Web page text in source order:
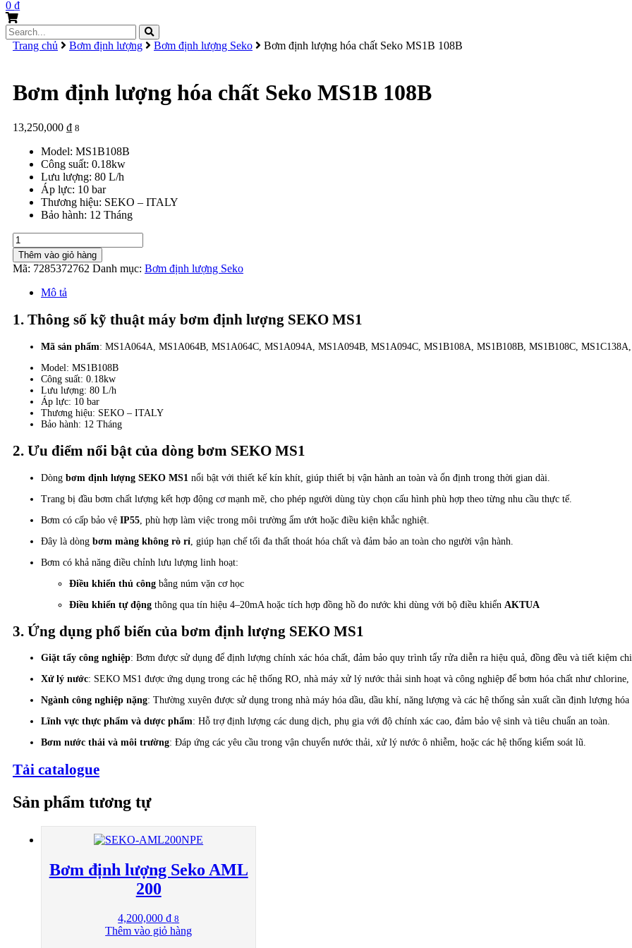
0 ₫
Search
for:Trang chủ Bơm định lượng Bơm định lượng Seko Bơm định lượng hóa chất Seko MS1B 108B
Bơm định lượng hóa chất Seko MS1B 108B
13,250,000 ₫ 8
Model: MS1B108B
Công suất: 0.18kw
Lưu lượng: 80 L/h
Áp lực: 10 bar
Thương hiệu: SEKO – ITALY
Bảo hành: 12 Tháng
Bơm
định
lượng
hóa
chất
MS1B
108B
lượng
Thêm vào giỏ hàng
Mã: 7285372762 Danh mục: Bơm định lượng Seko
Mô tả
1. Thông số kỹ thuật máy bơm định lượng SEKO MS1
Mã sản phẩm: MS1A064A, MS1A064B, MS1A064C, MS1A094A, MS1A094B, MS1A094C, MS1B108A, MS1B108B, MS1B108C,
Model: MS1B108B
Công suất: 0.18kw
Lưu lượng: 80 L/h
Áp lực: 10 bar
Thương hiệu: SEKO – ITALY
Bảo hành: 12 Tháng
2. Ưu điểm nổi bật của dòng bơm SEKO MS1
Dòng bơm định lượng SEKO MS1 nổi bật với thiết kế kín khít, giúp thiết bị vận hành an toàn và ổn định trong thời gian dài.
Trang bị đầu bơm chất lượng kết hợp động cơ mạnh mẽ, cho phép người dùng tùy chọn cấu hình phù hợp theo từng nhu cầu thực tế.
Bơm có cấp bảo vệ IP55 , phù hợp làm việc trong môi trường ẩm ướt hoặc điều kiện khắc nghiệt.
Đây là dòng bơm màng không rò rỉ , giúp hạn chế tối đa thất thoát hóa chất và đảm bảo an toàn cho người vận hành.
Bơm có khả năng điều chỉnh lưu lượng linh hoạt:
Điều khiển thủ công bằng núm vặn cơ học
Điều khiển tự động thông qua tín hiệu 4–20mA hoặc tích hợp đồng hồ đo nước khi dùng với bộ điều khiển AKTUA
3. Ứng dụng phổ biến của bơm định lượng SEKO MS1
Giặt tẩy công nghiệp: Bơm được sử dụng để định lượng chính xác hóa chất, đảm bảo quy trình tẩy rửa diễn ra hiệu quả, đồng đều và tiết kiệm
Xử lý nước: SEKO MS1 được ứng dụng trong các hệ thống RO, nhà máy xử lý nước thải sinh hoạt và công nghiệp để bơm hóa chất như
Ngành công nghiệp nặng: Thường xuyên được sử dụng trong nhà máy hóa dầu, dầu khí, năng lượng và các hệ thống sản xuất cần định lượng hóa
Lĩnh vực thực phẩm và dược phẩm: Hỗ trợ định lượng các dung dịch, phụ gia với độ chính xác cao, đảm bảo vệ sinh và tiêu chuẩn an toàn.
Bơm nước thải và môi trường: Đáp ứng các yêu cầu trong vận chuyển nước thải, xử lý nước ô nhiễm, hoặc các hệ thống kiểm soát lũ.
Tải catalogue
Sản phẩm tương tự
Bơm định lượng Seko AML
200
4,200,000₫ 8
Thêm vào giỏ hàng